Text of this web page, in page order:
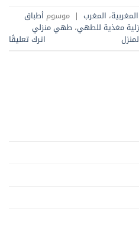
، المغرب | موسوم أطباق
مغذية للطهي، طهي منزلي
اترك تعليقًا